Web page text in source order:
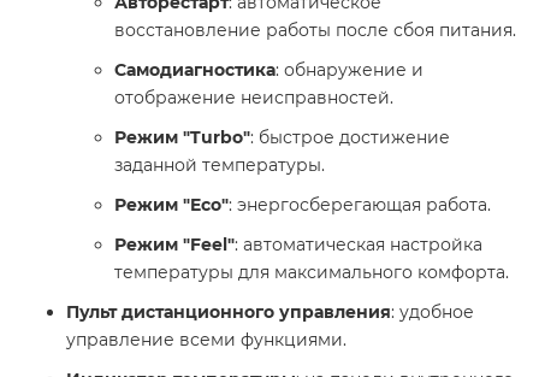
восстановление работы после сбоя питания.
Самодиагностика: обнаружение и
отображение неисправностей.
Режим "Turbo": быстрое достижение
заданной температуры.
Режим "Eco": энергосберегающая работа.
Режим "Feel": автоматическая настройка
температуры для максимального комфорта.
Пульт дистанционного управления: удобное
управление всеми функциями.